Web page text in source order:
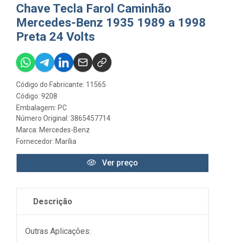
Chave Tecla Farol Caminhão
Mercedes-Benz 1935 1989 a 1998
Preta 24 Volts
Código do Fabricante: 11565
Código: 9208
Embalagem: PC
Número Original: 3865457714
Marca: Mercedes-Benz
Fornecedor: Marília
Ver preço
Descrição
Outras Aplicações: